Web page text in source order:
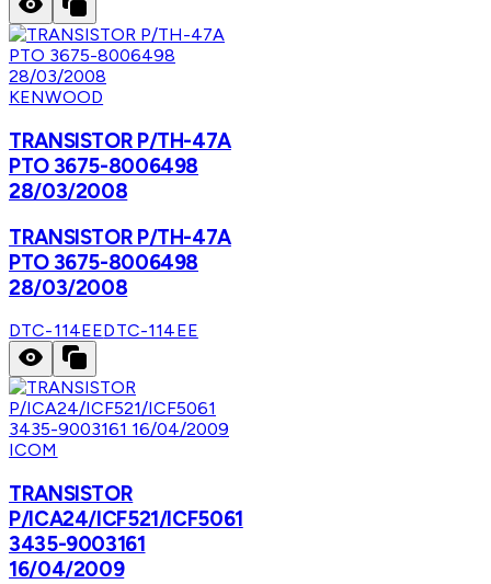
KENWOOD
TRANSISTOR P/TH-47A
PTO 3675-8006498
28/03/2008
TRANSISTOR P/TH-47A
PTO 3675-8006498
28/03/2008
DTC-114EEDTC-114EE
ICOM
TRANSISTOR
P/ICA24/ICF521/ICF5061
3435-9003161
16/04/2009